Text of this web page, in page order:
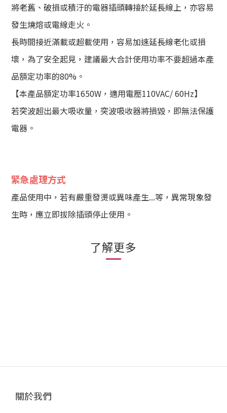
將老舊、破損或積汙的電器插頭轉接於延長線上，亦容易
發生燒熔或電線走火。
長時間接近滿載或超載使用，容易加速延長線老化或損
壞，為了安全起見，建議最大合計使用功率不要超過本產
品額定功率的80%。
【本產品額定功率1650W，適用電壓110VAC/ 60Hz】
若突波超出最大吸收量，突波吸收器將損毀，即無法保護
電器。
緊急處理方式
產品使用中，若有嚴重發燙或異味產生...等，異常現象發
生時，應立即拔除插頭停止使用。
了解更多
關於我們